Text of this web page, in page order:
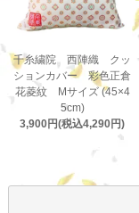
千糸繍院 西陣織 クッ
ションカバー 彩色正倉
花菱紋 Mサイズ (45×4
5cm)
3,900円(税込4,290円)